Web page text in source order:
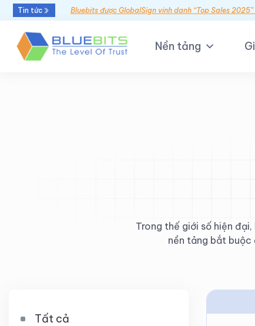
Tin tức Bluebits được GlobalSign vinh danh “Top Sales 2025”
Nền tảng
Trong thế giới số hiện
nền tảng bắt buộc
Tất cả